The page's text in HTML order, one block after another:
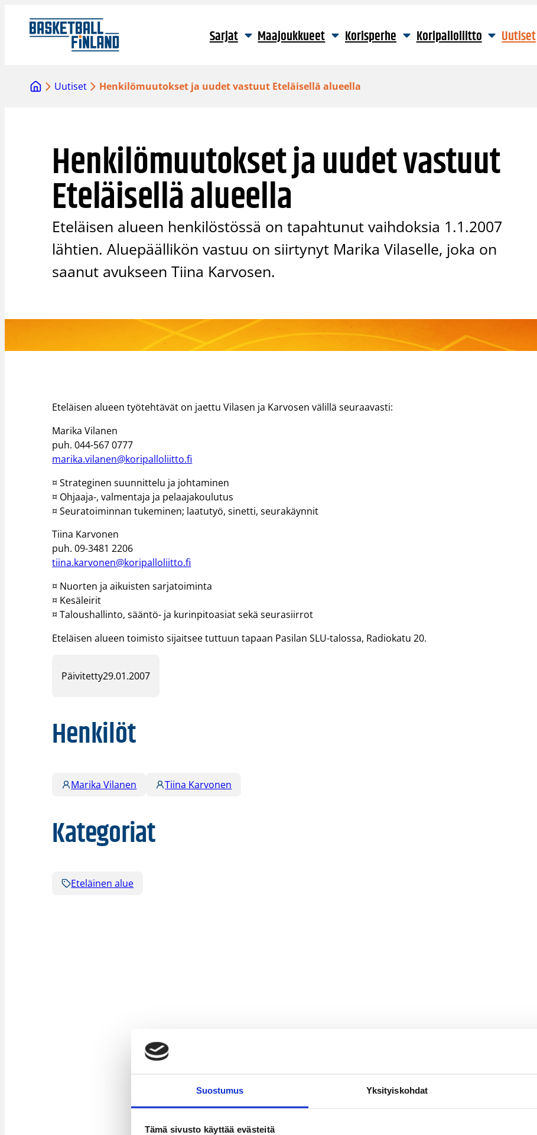
Suostumus Yksityiskohdat
Tämä sivusto käyttää evästeitä
sisältöön
Sarjat Maajoukkueet Korisperhe Koripalloliitto Uutiset
Uutiset Henkilömuutokset ja uudet vastuut Eteläisellä alueella
Henkilömuutokset ja uudet vastuut
Eteläisellä alueella
Eteläisen alueen henkilöstössä on tapahtunut vaihdoksia 1.1.2007
lähtien. Aluepäällikön vastuu on siirtynyt Marika Vilaselle, joka on
saanut avukseen Tiina Karvosen.
Eteläisen alueen työtehtävät on jaettu Vilasen ja Karvosen välillä seuraavasti:
Marika Vilanen
puh. 044-567 0777
marika.vilanen@koripalloliitto.fi
¤ Strateginen suunnittelu ja johtaminen
¤ Ohjaaja-, valmentaja ja pelaajakoulutus
¤ Seuratoiminnan tukeminen; laatutyö, sinetti, seurakäynnit
Tiina Karvonen
puh. 09-3481 2206
tiina.karvonen@koripalloliitto.fi
¤ Nuorten ja aikuisten sarjatoiminta
¤ Kesäleirit
¤ Taloushallinto, sääntö- ja kurinpitoasiat sekä seurasiirrot
Eteläisen alueen toimisto sijaitsee tuttuun tapaan Pasilan SLU-talossa, Radiokatu 20.
Päivitetty29.01.2007
Henkilöt
Marika Vilanen Tiina Karvonen
Kategoriat
Eteläinen alue